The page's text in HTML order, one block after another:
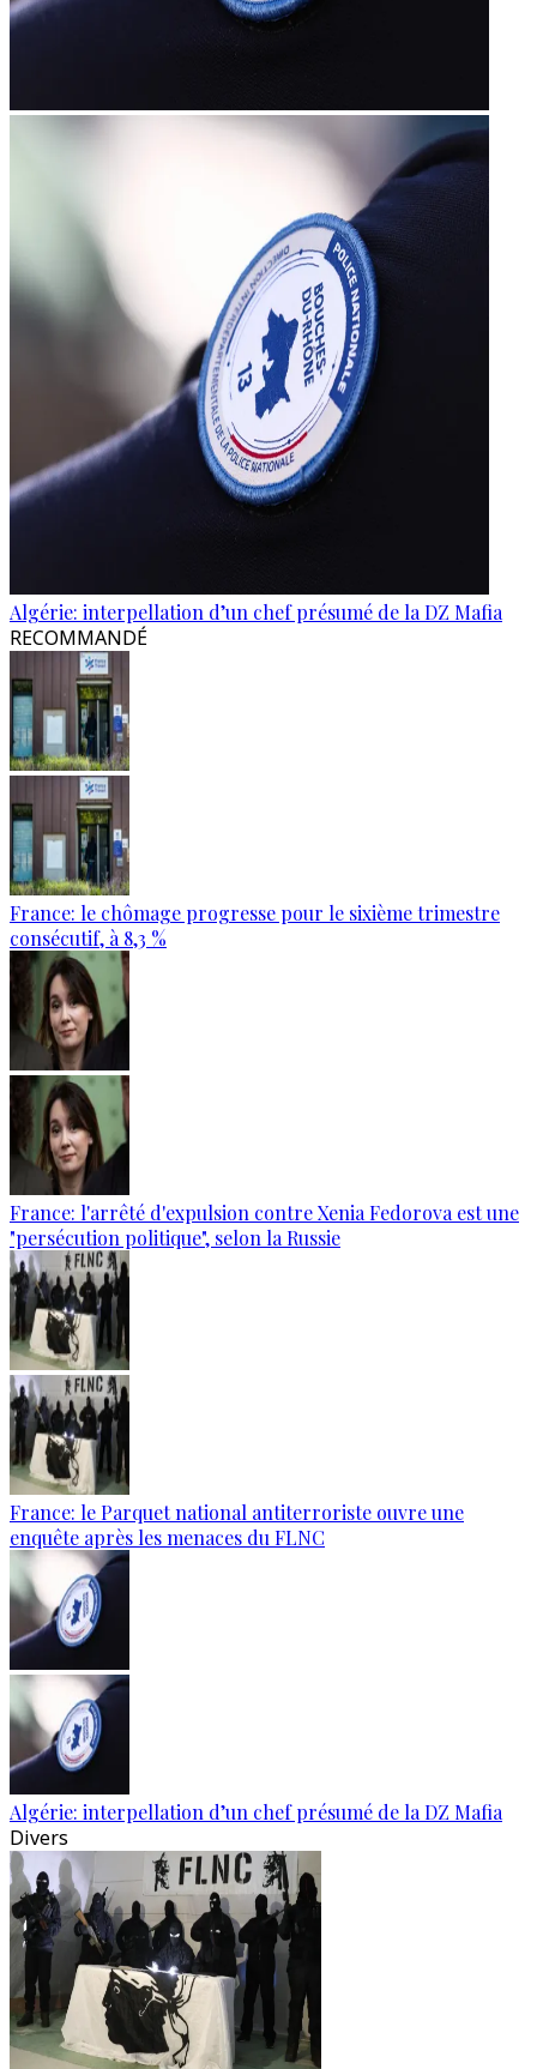
Algérie: interpellation d’un chef présumé de la DZ Mafia
RECOMMANDÉ
France: le chômage progresse pour le sixième trimestre
consécutif, à 8,3 %
France: l'arrêté d'expulsion contre Xenia Fedorova est une
"persécution politique", selon la Russie
France: le Parquet national antiterroriste ouvre une
enquête après les menaces du FLNC
Algérie: interpellation d’un chef présumé de la DZ Mafia
Divers